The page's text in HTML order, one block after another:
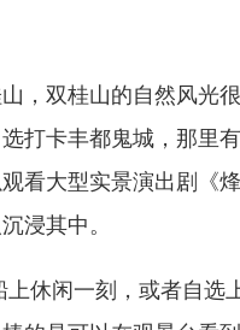
，双桂山的自然风光
打卡丰都鬼城，那里
看大型实景演出剧《
浸其中。
休闲一刻，或者自选